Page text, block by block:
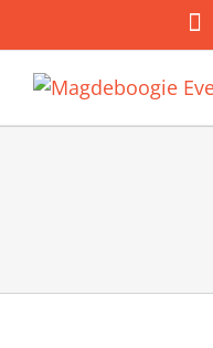
Inhalt
springen